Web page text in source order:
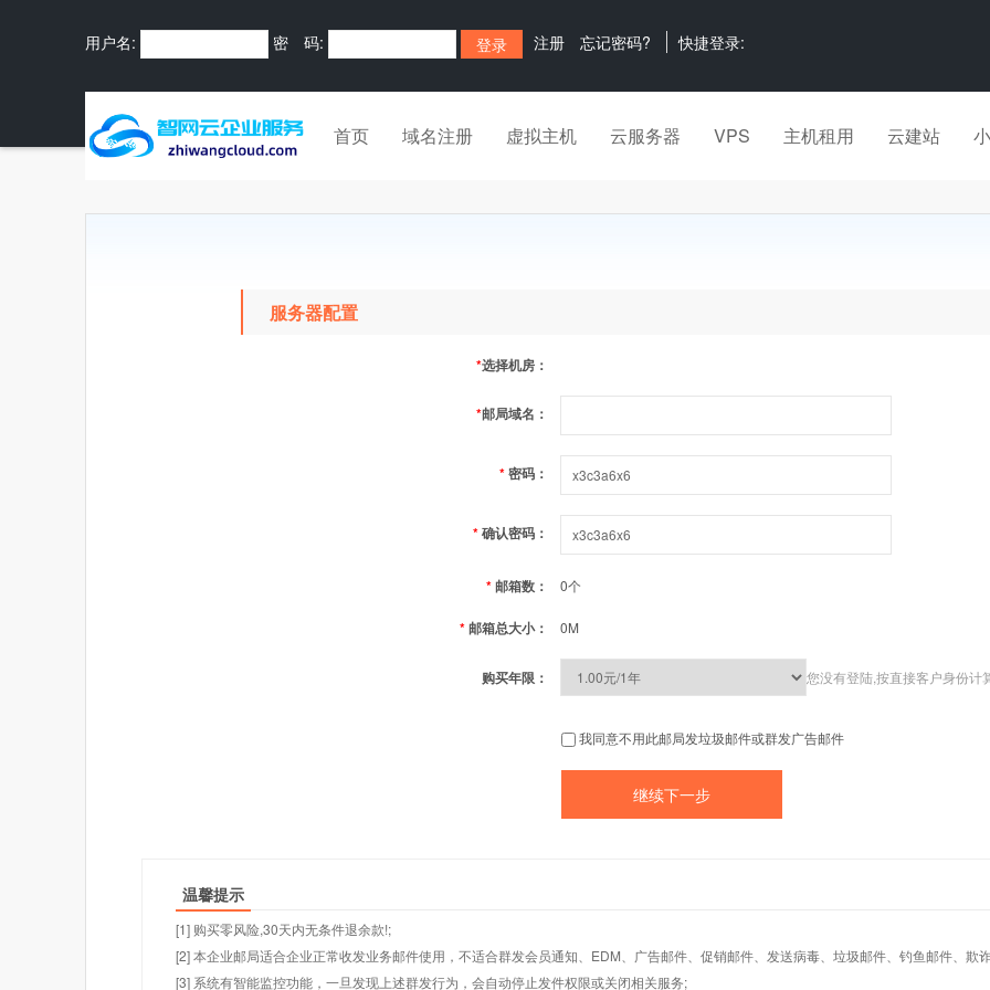
用户名: 密 码: 注册 忘记密码? 快捷登录:
首页 域名注册 虚拟主机 云服务器 VPS 主机租用 云建站
服务器配置
*选择机房：
*邮局域名：
*密码：
*确认密码：
*邮箱数： 0个
*邮箱总大小： 0M
购买年限： 您没有登陆,按直接客户身份计
我同意不用此邮局发垃圾邮件或群发广告邮件
温馨提示
[1] 购买零风险,30天内无条件退余款!;
[2] 本企业邮局适合企业正常收发业务邮件使用，不适合群发会员通知、EDM、广告邮件、促销邮件、发送病毒、垃圾邮件、钓鱼邮件、欺
[3] 系统有智能监控功能，一旦发现上述群发行为，会自动停止发件权限或关闭相关服务;